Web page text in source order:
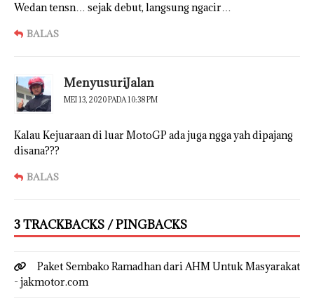
Wedan tensn… sejak debut, langsung ngacir…
BALAS
MenyusuriJalan
MEI 13, 2020 PADA 10:38 PM
Kalau Kejuaraan di luar MotoGP ada juga ngga yah dipajang
disana???
BALAS
3 TRACKBACKS / PINGBACKS
Paket Sembako Ramadhan dari AHM Untuk Masyarakat
- jakmotor.com